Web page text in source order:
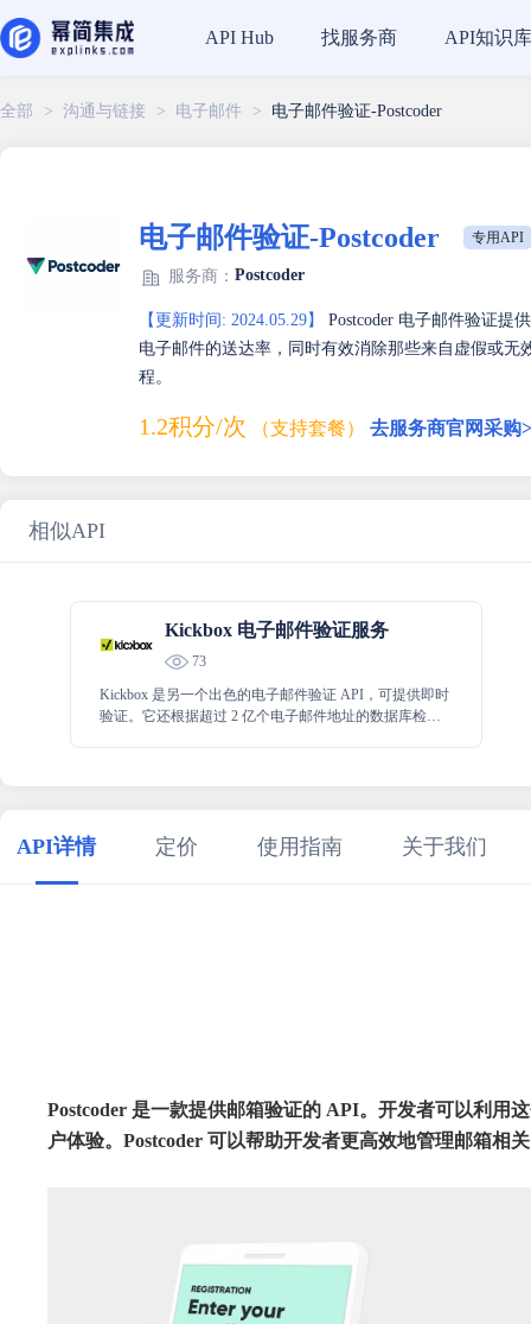
API Hub 找服务商 API知识库
全部 > 沟通与链接 > 电子邮件 > 电子邮件验证-Postcoder
电子邮件验证-Postcoder 专用API
服务商： Postcoder
【更新时间: 2024.05.29】
Postcoder 电子邮件验证提
电子邮件的送达率，同时有效消除那些来自虚假或
程。
1.2积分/次 （支持套餐） 去服务商官网采购>
相似API
Kickbox 电子邮件验证服务
73
Kickbox 是另一个出色的电子邮件验证 API，可提供即时
验证。它还根据超过 2 亿个电子邮件地址的数据库检查
API详情 定价 使用指南 关于我们
Postcoder 是一款提供邮箱验证的 API。开发者可以利用
户体验。Postcoder 可以帮助开发者更高效地管理邮箱相